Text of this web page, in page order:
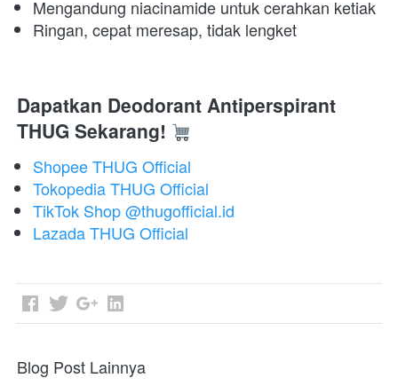
Mengandung niacinamide untuk cerahkan ketiak
Ringan, cepat meresap, tidak lengket
Dapatkan Deodorant Antiperspirant
THUG Sekarang!
Shopee THUG Official
Tokopedia THUG Official
TikTok Shop @thugofficial.id
Lazada THUG Official
Blog Post Lainnya